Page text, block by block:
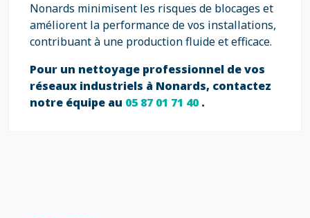
Nonards minimisent les risques de blocages et
améliorent la performance de vos installations,
contribuant à une production fluide et efficace.
Pour un nettoyage professionnel de vos
réseaux industriels à Nonards, contactez
notre équipe au 05 87 01 71 40.